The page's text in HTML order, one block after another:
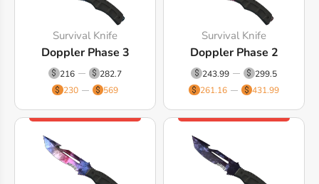
Survival Knife
Doppler Phase 3
216
282.7
230
569
Survival Knife
Doppler Phase 2
243.99
299.5
261.16
431.99